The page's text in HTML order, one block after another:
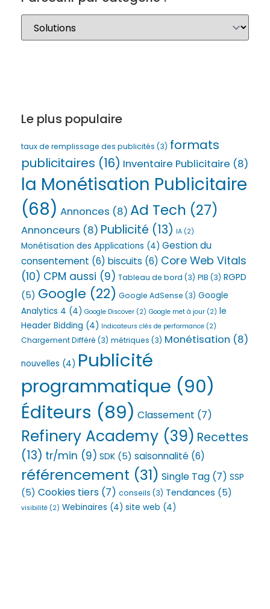
Le plus populaire
taux de remplissage des publicités (3) formats
publicitaires (16) Inventaire Publicitaire (8)
la Monétisation Publicitaire
(68) Annonces (8) Ad Tech (27)
Annonceurs (8) Publicité (13) IA (2)
Monétisation des Applications (4) Gestion du
consentement (6) biscuits (6) Core Web Vitals
(10) CPM aussi (9) Tableau de bord (3) PIB (3) RGPD
(5) Google (22) Google AdSense (3) Google
Analytics 4 (4) Google Discover (2) Google met à jour (2) le
Header Bidding (4) Indicateurs clés de performance (2)
Chargement Différé (3) métriques (3) Monétisation (8)
nouvelles (4) Publicité
programmatique (90)
Éditeurs (89) Classement (7)
Refinery Academy (39) Recettes
(13) tr/min (9) SDK (5) saisonnalité (6)
référencement (31) Single Tag (7) SSP
(5) Cookies tiers (7) conseils (3) Tendances (5)
visibilité (2) Webinaires (4) site web (4)